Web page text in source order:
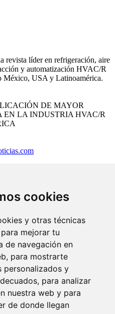
cookies
y otras técnicas
mejorar tu
de navegación en
para mostrarte
personalizados y
para analizar
nuestra web y para
de donde llegan
líder en refrigeración, aire
y automatización HVAC/R
México, USA y Latinoamérica.
DE MAYOR
EN LA INDUSTRIA HVAC/R
Iztaccihuatl Norte C.P. 08810
(+52) 555 740 4476, 555 740